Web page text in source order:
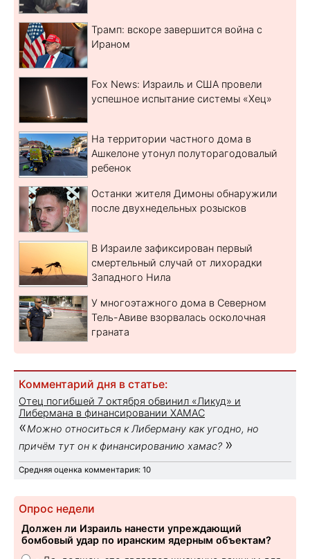
Трамп: вскоре завершится война с
Ираном
Fox News: Израиль и США провели
успешное испытание системы «Хец»
На территории частного дома в
Ашкелоне утонул полуторагодовалый
ребенок
Останки жителя Димоны обнаружили
после двухнедельных розысков
В Израиле зафиксирован первый
смертельный случай от лихорадки
Западного Нила
У многоэтажного дома в Северном
Тель-Авиве взорвалась осколочная
граната
Комментарий дня в статье:
Отец погибшей 7 октября обвинил «Ликуд» и
Либермана в финансировании ХАМАС
«Можно относиться к Либерману как угодно, но
причём тут он к финансированию хамас? »
Средняя оценка комментария: 10
Опрос недели
Должен ли Израиль нанести упреждающий
бомбовый удар по иранским ядерным объектам?